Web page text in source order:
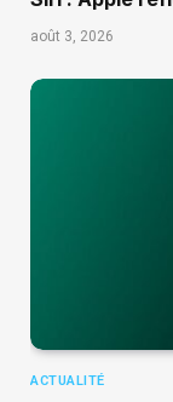
août 3, 2026
ACTUALITÉ